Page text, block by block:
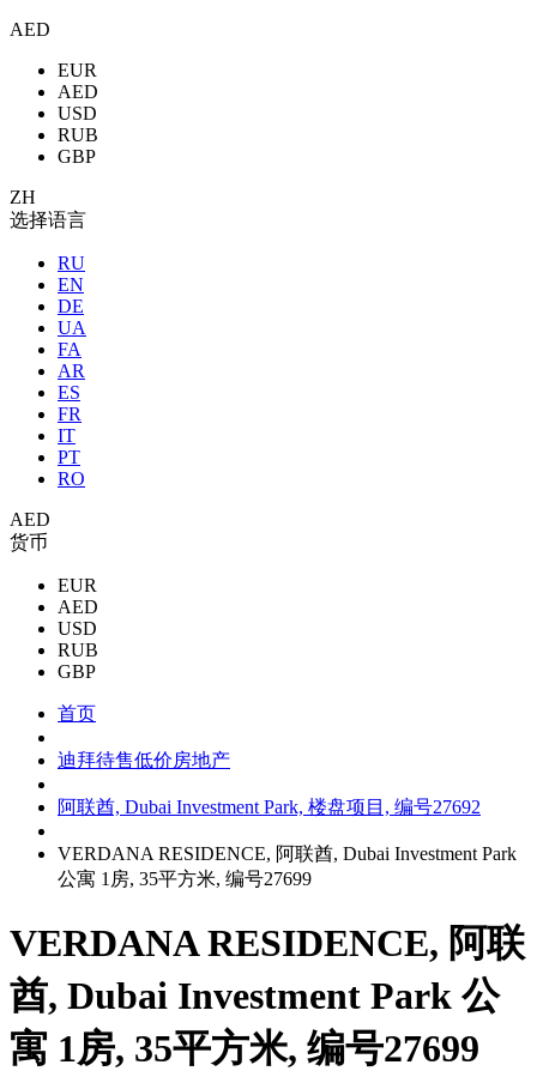
AED
EUR
AED
USD
RUB
GBP
ZH
选择语言
RU
EN
DE
UA
FA
AR
ES
FR
IT
PT
RO
AED
货币
EUR
AED
USD
RUB
GBP
首页
迪拜待售低价房地产
阿联酋, Dubai Investment Park, 楼盘项目, 编号27692
VERDANA RESIDENCE, 阿联酋, Dubai Investment Park
公寓 1房, 35平方米, 编号27699
VERDANA RESIDENCE, 阿联
酋, Dubai Investment Park 公
寓 1房, 35平方米, 编号27699